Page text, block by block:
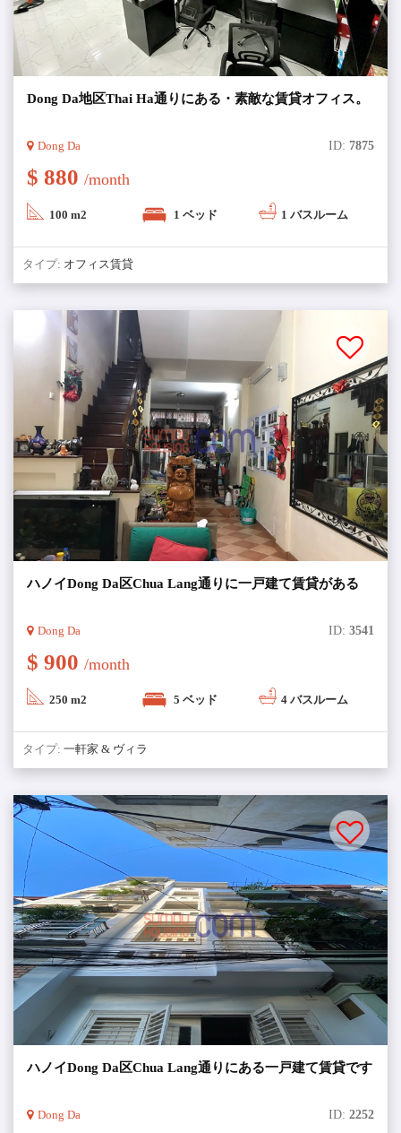
Dong Da地区Thai Ha通りにある・素敵な賃貸オフィス。
Dong Da ID: 7875
$ 880 /month
100 m2 1 ベッド 1 バスルーム
タイプ: オフィス賃貸
ハノイDong Da区Chua Lang通りに一戸建て賃貸がある
Dong Da ID: 3541
$ 900 /month
250 m2 5 ベッド 4 バスルーム
タイプ: 一軒家 & ヴィラ
ハノイDong Da区Chua Lang通りにある一戸建て賃貸です
Dong Da ID: 2252